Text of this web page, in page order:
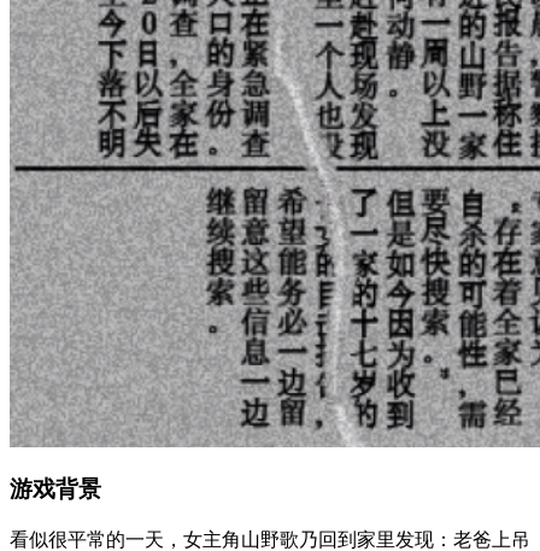
游戏背景
看似很平常的一天，女主角山野歌乃回到家里发现：老爸上吊